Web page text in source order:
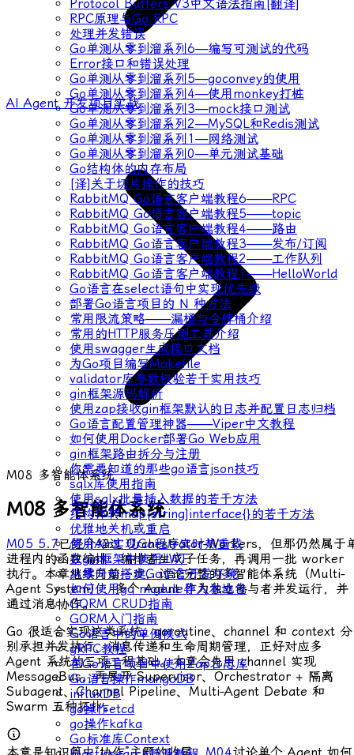
Protocol Buffers V3中文语法指南[翻译]
RPC原理与Go RPC
处理并发错误
Go单测从零到溜系列6—编写可测试的代码
Error接口和错误处理
Go单测从零到溜系列5—goconvey的使用
Go单测从零到溜系列4—使用monkey打桩
Go单测从零到溜系列3—mock接口测试
Go单测从零到溜系列2—MySQL和Redis测试
Go单测从零到溜系列1—网络测试
Go单测从零到溜系列0—单元测试基础
Go结构体的内存布局
[译]关于切片操作的技巧
RabbitMQ Go语言客户端教程6——RPC
RabbitMQ Go语言客户端教程5——topic
RabbitMQ Go语言客户端教程4——路由
RabbitMQ Go语言客户端教程3——发布/订阅
RabbitMQ Go语言客户端教程2——工作队列
RabbitMQ Go语言客户端教程1——HelloWorld
Go语言在select语句中实现优先级
部署Go语言项目的 N 种方法
常用限流策略——漏桶与令牌桶介绍
常用的HTTP服务压测工具介绍
使用swagger生成接口文档
为Go项目编写Makefile
validator库参数校验若干实用技巧
gin框架源码解析
使用zap接收gin框架默认的日志并配置日志归档
Go语言配置管理神器——Viper中文教程
如何使用Docker部署Go Web应用
gin框架路由拆分与注册
你需要知道的那些go语言json技巧
sqlx库使用指南
使用sqlx批量插入数据的若干方法
结构体转map[string]interface{}的若干方法
优雅地关机或重启
使用Air实现Go程序实时热重载
在gin框架中使用JWT
从零开始搭建Go语言开发环境
如何使用go module导入本地包
GORM CRUD指南
GORM入门指南
Go语言中的单例模式
gRPC教程
在Go语言项目中使用Zap日志库
Go语言操作mongoDB
influxDB
go操作etcd
go操作kafka
Go标准库Context
AI Agent 开发项目实战
M08 多智能体系统
M08 多智能体系统
M05 5.7已经介绍过 Orchestrator-Workers，但那仍然属于
进程内的函数编排：编排者生成子任务，再调用一批 worker
执行。本章继续向前一步，讨论完整的多智能体系统（Multi-
Agent System）：多个 Agent 作为独立参与者并发运行，并
通过消息协作。
Go 很适合实现这类系统。goroutine、channel 和 context 分
别承担并发执行、消息传递和生命周期管理，正好对应多
Agent 系统的三项工程基础。本章会先用 channel 实现
MessageBus，再展开 Supervisor、Orchestrator + 隔离
Subagent、Channel Pipeline、Multi-Agent Debate 和
Swarm 五种拓扑。